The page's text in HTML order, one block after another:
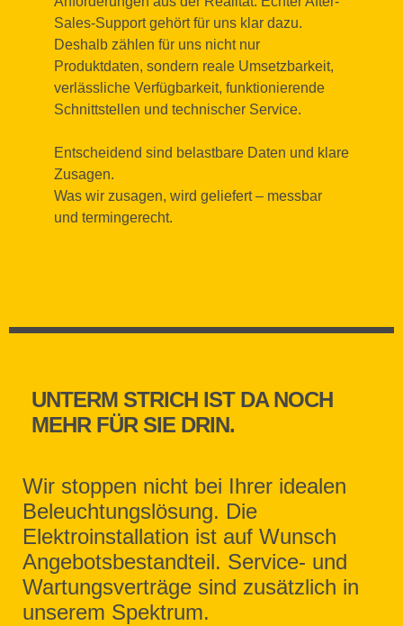
Sales-Support gehört für uns klar dazu.
Deshalb zählen für uns nicht nur
Produktdaten, sondern reale Umsetzbarkeit,
verlässliche Verfügbarkeit, funktionierende
Schnittstellen und technischer Service.
Entscheidend sind belastbare Daten und klare
Zusagen.
Was wir zusagen, wird geliefert – messbar
und termingerecht.
UNTERM STRICH IST DA NOCH
MEHR FÜR SIE DRIN.
Wir stoppen nicht bei Ihrer idealen
Beleuchtungslösung. Die
Elektroinstallation ist auf Wunsch
Angebotsbestandteil. Service- und
Wartungsverträge sind zusätzlich in
unserem Spektrum.